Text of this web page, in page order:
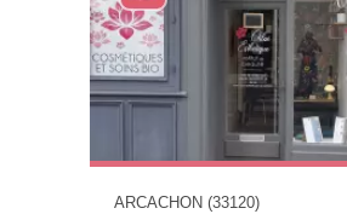
ARCACHON (33120)